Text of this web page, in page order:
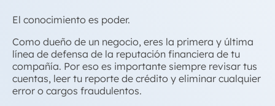
El conocimiento es poder.
Como dueño de un negocio, eres la primera y última
línea de defensa de la reputación financiera de tu
compañía. Por eso es importante siempre revisar tus
cuentas, leer tu reporte de crédito y eliminar cualquier
error o cargos fraudulentos.